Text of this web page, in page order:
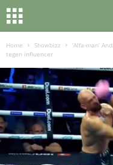
Home Showbizz
‘Alfa-man’
tegen influencer